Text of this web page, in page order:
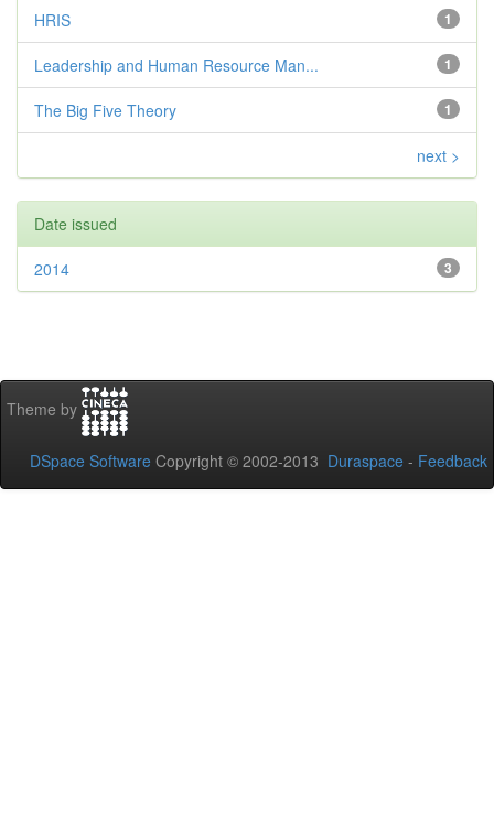
1
HRIS
1
Leadership and Human Resource Man...
1
The Big Five Theory
next >
Date issued
3
2014
Theme by
DSpace Software Copyright © 2002-2013 Duraspace - Feedback